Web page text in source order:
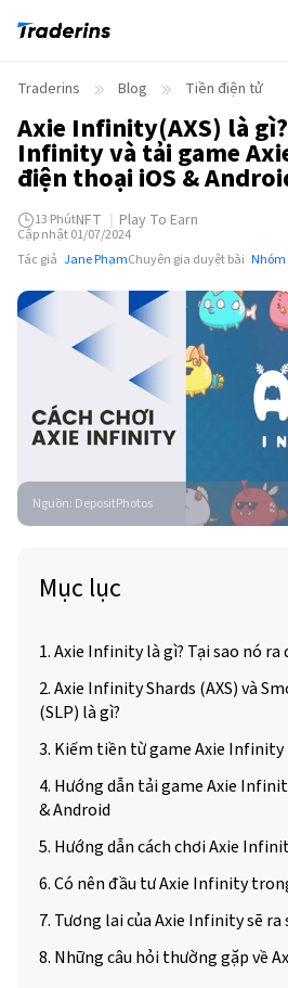
Traderins Blog Tiền điện tử
Axie Infinity(AXS) là
Infinity và tải game
điện thoại iOS &
13 PhútNFT Play To Earn
Cập nhật 01/07/2024
Tác giả Jane PhạmChuyên gia duyệt bài
Nguồn: DepositPhotos
Mục lục
1. Axie Infinity là gì? Tại sao nó ra
2. Axie Infinity Shards (AXS) và
(SLP) là gì?
3. Kiếm tiền từ game Axie Infinity
4. Hướng dẫn tải game Axie
& Android
5. Hướng dẫn cách chơi Axie
6. Có nên đầu tư Axie Infinity
7. Tương lai của Axie Infinity sẽ ra
8. Những câu hỏi thường gặp về